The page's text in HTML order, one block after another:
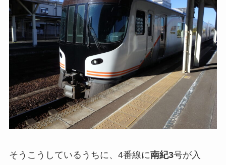
そうこうしているうちに、4番線に南紀3号が入